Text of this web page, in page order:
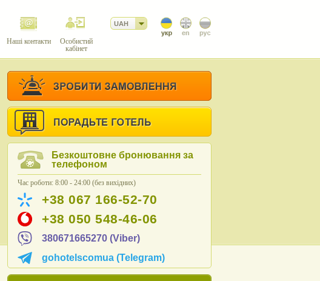
Наші контакти
Особистий
кабінет
UAH
Безкоштовне бронювання за
телефоном
Час роботи: 8:00 - 24:00 (без вихідних)
+38 067 166-52-70
+38 050 548-46-06
380671665270 (Viber)
gohotelscomua (Telegram)